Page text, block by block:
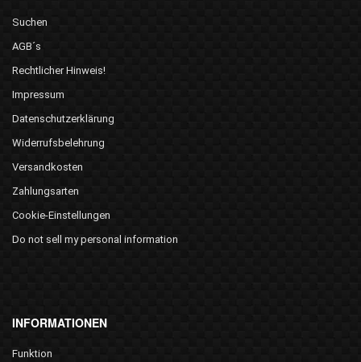
Suchen
AGB´s
Rechtlicher Hinweis!
Impressum
Datenschutzerklärung
Widerrufsbelehrung
Versandkosten
Zahlungsarten
Cookie-Einstellungen
Do not sell my personal information
INFORMATIONEN
Funktion